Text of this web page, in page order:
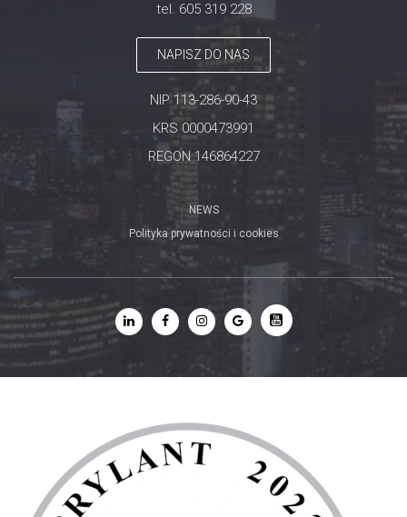
tel. 605 319 228
NAPISZ DO NAS
NIP 113-286-90-43
KRS 0000473991
REGON 146864227
NEWS
Polityka prywatności i cookies